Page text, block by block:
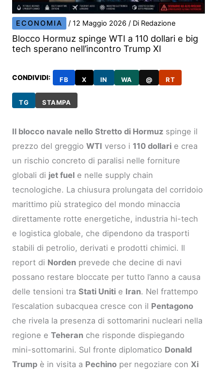
ECONOMIA /12 Maggio 2026/ Di Redazione
Blocco Hormuz spinge WTI a 110 dollari e big
tech sperano nell’incontro Trump XI
CONDIVIDI: FB X IN WA @ RT
TG STAMPA
Il blocco navale nello Stretto di Hormuz spinge il
prezzo del greggioWTI verso i 110 dollari e crea
un rischio concreto di paralisi nelle forniture
globali di jet fuel e nelle supply chain
tecnologiche. La chiusura prolungata del corridoio
marittimo più strategico del mondo minaccia
direttamente rotte energetiche, industria hi-tech
e logistica globale, che dipendono da trasporti
stabili di petrolio, derivati e prodotti chimici. Il
report di Norden prevede che decine di navi
possano restare bloccate per tutto l’anno a causa
delle tensioni traStati Uniti e Iran. Nel frattempo
l’escalation subacquea cresce con il Pentagono
che rivela la presenza di sottomarini nucleari nella
regione eTeheran che risponde dispiegando
mini-sottomarini. Sul fronte diplomatico Donald
Trump è in visita a Pechino per negoziare con Xi